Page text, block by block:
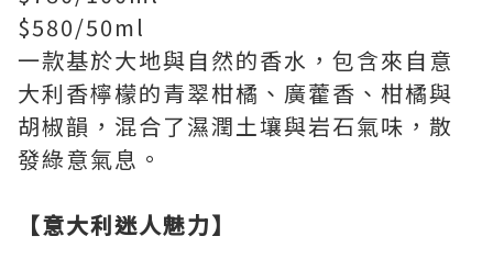
$580/50ml
一款基於大地與自然的香水，包含來自意
大利香檸檬的青翠柑橘、廣藿香、柑橘與
胡椒韻，混合了濕潤土壤與岩石氣味，散
發綠意氣息。
【意大利迷人魅力】